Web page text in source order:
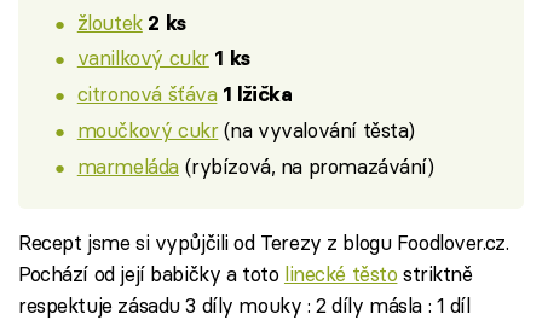
žloutek 2 ks
vanilkový cukr 1 ks
citronová šťáva 1 lžička
moučkový cukr(na vyvalování těsta)
marmeláda(rybízová, na promazávání)
Recept jsme si vypůjčili od Terezy z blogu Foodlover.cz.
Pochází od její babičky a toto linecké těsto striktně
respektuje zásadu 3 díly mouky : 2 díly másla : 1 díl